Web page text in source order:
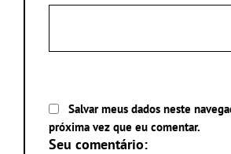
Salvar meus dados neste
próxima vez que eu comentar.
Seu comentário: